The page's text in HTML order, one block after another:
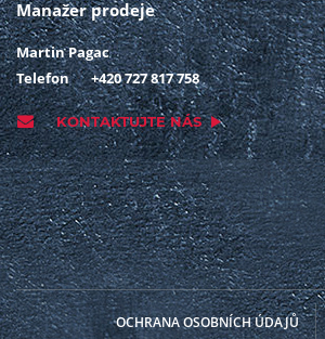
Manažer prodeje
Martin Pagac
Telefon
+420 727 817 758
KONTAKTUJTE NÁS
OCHRANA OSOBNÍCH ÚDAJŮ